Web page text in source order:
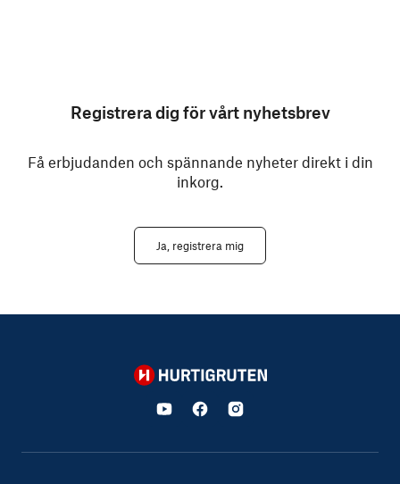
Registrera dig för vårt nyhetsbrev
Få erbjudanden och spännande nyheter direkt i din
inkorg.
Ja, registrera mig
Hurtigruten